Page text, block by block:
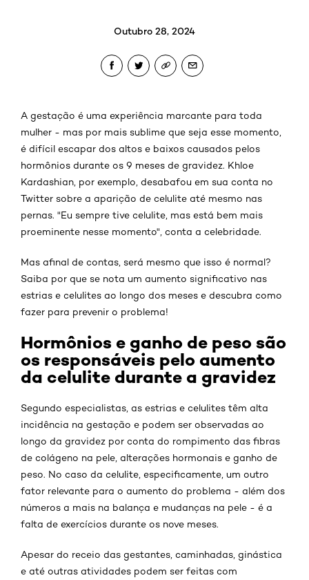
Outubro 28, 2024
A gestação é uma experiência marcante para toda
mulher - mas por mais sublime que seja esse momento,
é difícil escapar dos altos e baixos causados pelos
hormônios durante os 9 meses de gravidez. Khloe
Kardashian, por exemplo, desabafou em sua conta no
Twitter sobre a aparição de celulite até mesmo nas
pernas. "Eu sempre tive celulite, mas está bem mais
proeminente nesse momento", conta a celebridade.
Mas afinal de contas, será mesmo que isso é normal?
Saiba por que se nota um aumento significativo nas
estrias e celulites ao longo dos meses e descubra como
fazer para prevenir o problema!
Hormônios e ganho de peso são
os responsáveis pelo aumento
da celulite durante a gravidez
Segundo especialistas, as estrias e celulites têm alta
incidência na gestação e podem ser observadas ao
longo da gravidez por conta do rompimento das fibras
de colágeno na pele, alterações hormonais e ganho de
peso. No caso da celulite, especificamente, um outro
fator relevante para o aumento do problema - além dos
números a mais na balança e mudanças na pele - é a
falta de exercícios durante os nove meses.
Apesar do receio das gestantes, caminhadas, ginástica
e até outras atividades podem ser feitas com